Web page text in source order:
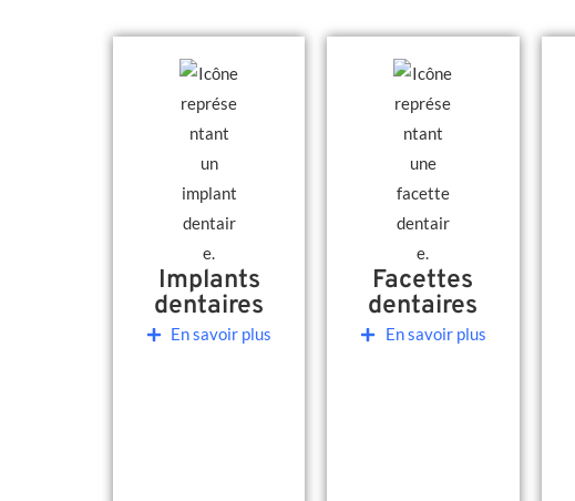
Implants
dentaires
En savoir plus
Facettes
dentaires
En savoir plus